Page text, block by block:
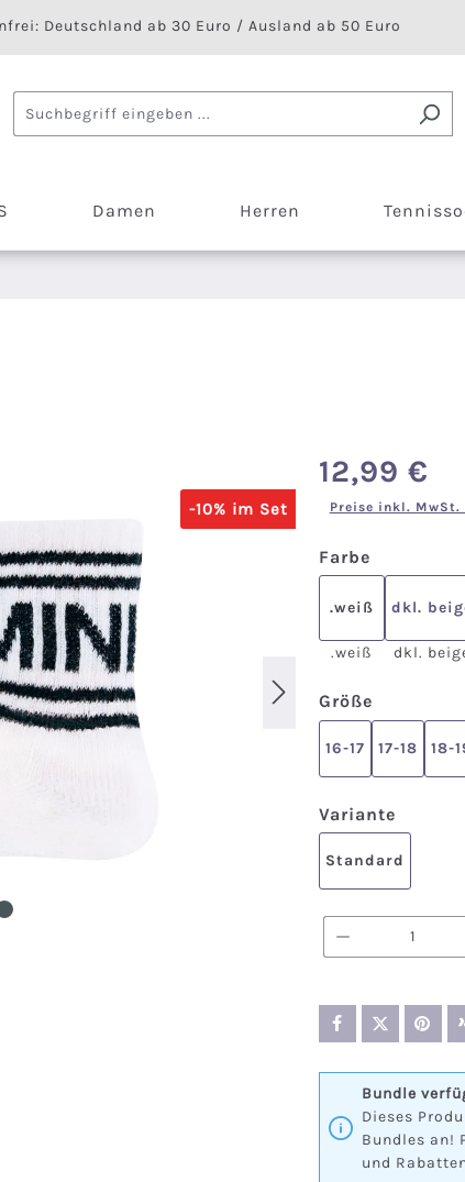
Deutschland ab 30 Euro / Ausland ab 50 Euro
Damen Herren
-10% im Set
Regulärer Preis:
12,99 €
Preise inkl. MwSt.
Farbeauswählen
.weiß
.weiß
dkl.
dkl.
Größeauswählen
16-17 17-18 18-
Variante
Standard
Produkt
Bundle
Dieses
Bundles an!
und